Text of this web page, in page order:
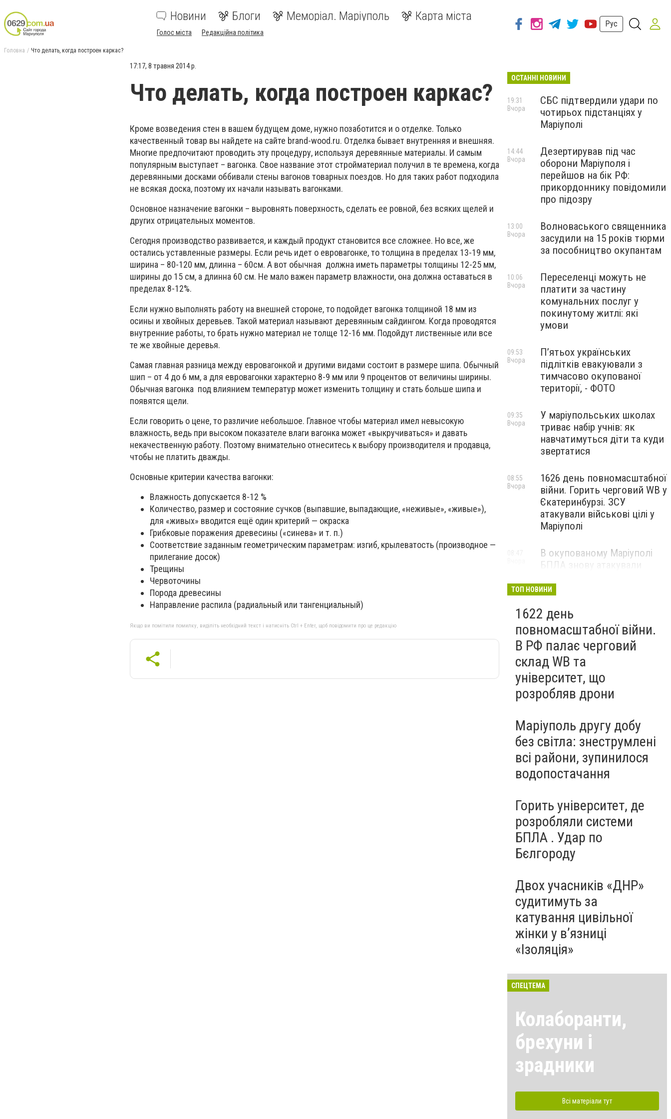
Новини Блоги Меморіал. Маріуполь Карта міста
Голос міста Редакційна політика
Рус
Головна Что делать, когда построен каркас?
17:17, 8 травня 2014 р.
Что делать, когда построен каркас?
Кроме возведения стен в вашем будущем доме, нужно позаботится и о отделке. Только
качественный товар вы найдете на сайте brand-wood.ru. Отделка бывает внутренняя и внешняя.
Многие предпочитают проводить эту процедуру, используя деревянные материалы. И самым
популярным выступает – вагонка. Свое название этот стройматериал получил в те времена, когда
деревянными досками оббивали стены вагонов товарных поездов. Но для таких работ подходила
не всякая доска, поэтому их начали называть вагонками.
Основное назначение вагонки – выровнять поверхность, сделать ее ровной, без всяких щелей и
других отрицательных моментов.
Сегодня производство развивается, и каждый продукт становится все сложнее. Но все, же
остались уставленные размеры. Если речь идет о евровагонке, то толщина в пределах 13-19 мм,
ширина – 80-120 мм, длинна – 60см. А вот обычная должна иметь параметры толщины 12-25 мм,
ширины до 15 см, а длинна 60 см. Не мало важен параметр влажности, она должна оставаться в
пределах 8-12%.
Если нужно выполнять работу на внешней стороне, то подойдет вагонка толщиной 18 мм из
осины и хвойных деревьев. Такой материал называют деревянным сайдингом. Когда проводятся
внутренние работы, то брать нужно материал не толще 12-16 мм. Подойдут лиственные или все
те же хвойные деревья.
Самая главная разница между евровагонкой и другими видами состоит в размере шипа. Обычный
шип – от 4 до 6 мм, а для евровагонки характерно 8-9 мм или 9 процентов от величины ширины.
Обычная вагонка под влиянием температур может изменить толщину и стать больше шипа и
появятся щели.
Если говорить о цене, то различие небольшое. Главное чтобы материал имел невысокую
влажность, ведь при высоком показателе влаги вагонка может «выкручиваться» и давать
некачественную работу. Поэтому внимательно отнеситесь к выбору производителя и продавца,
чтобы не платить дважды.
Основные критерии качества вагонки:
Влажность допускается 8-12 %
Количество, размер и состояние сучков (выпавшие, выпадающие, «неживые», «живые»),
для «живых» вводится ещё один критерий — окраска
Грибковые поражения древесины («синева» и т. п.)
Соответствие заданным геометрическим параметрам: изгиб, крылеватость (производное —
прилегание досок)
Трещины
Червоточины
Порода древесины
Направление распила (радиальный или тангенциальный)
Якщо ви помітили помилку, виділіть необхідний текст і натисніть Ctrl + Enter, щоб повідомити про це редакцію
ОСТАННІ НОВИНИ
СБС підтвердили удари по
чотирьох підстанціях у
Маріуполі
19:31
Вчора
Дезертирував під час
оборони Маріуполя і
перейшов на бік РФ:
прикордоннику повідомили
про підозру
14:44
Вчора
Волноваського священника
засудили на 15 років тюрми
за пособництво окупантам
13:00
Вчора
Переселенці можуть не
платити за частину
комунальних послуг у
покинутому житлі: які
умови
10:06
Вчора
П’ятьох українських
підлітків евакуювали з
тимчасово окупованої
території, - ФОТО
09:53
Вчора
У маріупольських школах
триває набір учнів: як
навчатимуться діти та куди
звертатися
09:35
Вчора
1626 день повномасштабної
війни. Горить черговий WB у
Єкатеринбурзі. ЗСУ
атакували військові цілі у
Маріуполі
08:55
Вчора
В окупованому Маріуполі
БПЛА знову атакували
— ВІДЕО
ТОП НОВИНИ
1622 день
повномасштабної війни.
В РФ палає черговий
склад WB та
університет, що
розробляв дрони
Маріуполь другу добу
без світла: знеструмлені
всі райони, зупинилося
водопостачання
Горить університет, де
розробляли системи
БПЛА . Удар по
Бєлгороду
Двох учасників «ДНР»
судитимуть за
катування цивільної
жінки у в’язниці
«Ізоляція»
СПЕЦТЕМА
Колаборанти,
брехуни і
зрадники
Всі матеріали тут